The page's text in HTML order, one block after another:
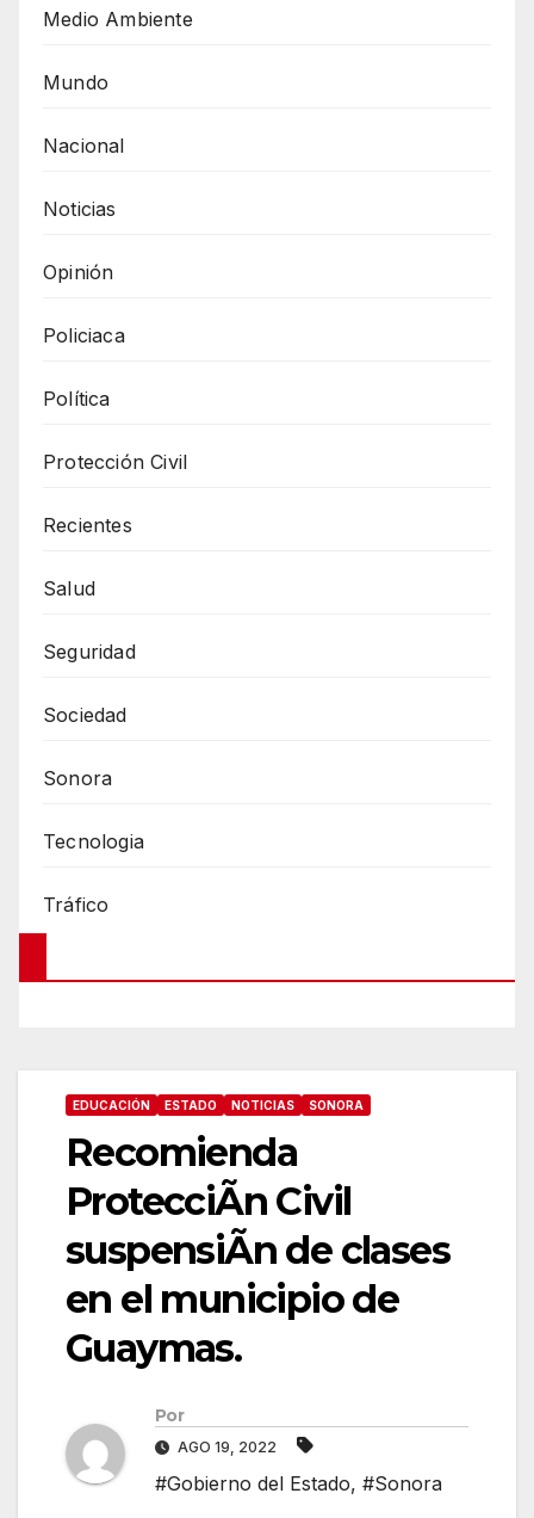
Medio Ambiente
Mundo
Nacional
Noticias
Opinión
Policiaca
Política
Protección Civil
Recientes
Salud
Seguridad
Sociedad
Sonora
Tecnologia
Tráfico
EDUCACIÓN ESTADO NOTICIAS SONORA
Recomienda
ProtecciÃn Civil
suspensiÃn de clases
en el municipio de
Guaymas.
Por
AGO 19, 2022
#Gobierno del Estado, #Sonora